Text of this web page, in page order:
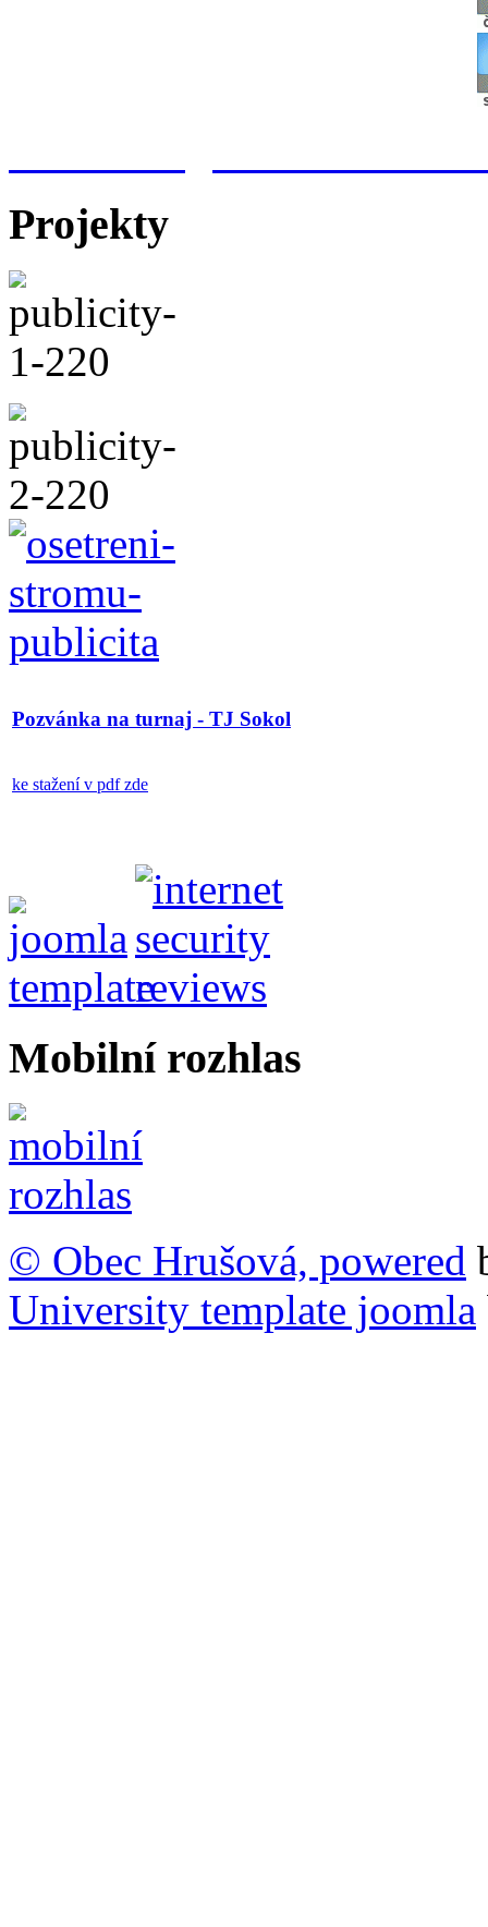
Projekty
Pozvánka na turnaj - TJ Sokol
ke stažení v pdf zde
Mobilní rozhlas
© Obec Hrušová, powered
University template joomla